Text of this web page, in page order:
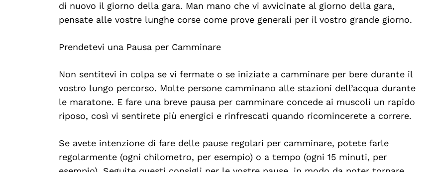
di nuovo il giorno della gara. Man mano che vi avvicinate al giorno della gara,
pensate alle vostre lunghe corse come prove generali per il vostro grande giorno.
Prendetevi una Pausa per Camminare
Non sentitevi in colpa se vi fermate o se iniziate a camminare per bere durante il
vostro lungo percorso. Molte persone camminano alle stazioni dell’acqua durante
le maratone. E fare una breve pausa per camminare concede ai muscoli un rapido
riposo, così vi sentirete più energici e rinfrescati quando ricomincerete a correre.
Se avete intenzione di fare delle pause regolari per camminare, potete farle
regolarmente (ogni chilometro, per esempio) o a tempo (ogni 15 minuti, per
Search
For: